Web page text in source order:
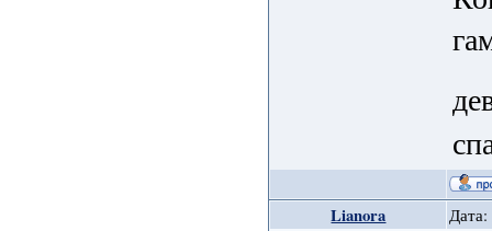
Lianora Дата: